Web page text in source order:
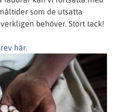
som de utsatta
behöver. Stort tack!
här.